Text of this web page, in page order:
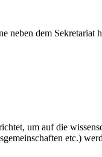
neben dem Sekretariat
um auf die
etc.)